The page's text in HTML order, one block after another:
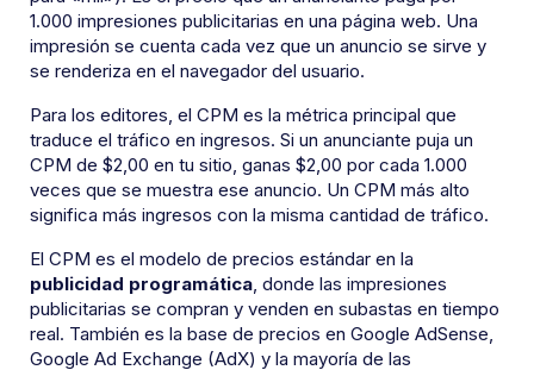
1.000 impresiones publicitarias en una página web. Una
impresión se cuenta cada vez que un anuncio se sirve y
se renderiza en el navegador del usuario.
Para los editores, el CPM es la métrica principal que
traduce el tráfico en ingresos. Si un anunciante puja un
CPM de $2,00 en tu sitio, ganas $2,00 por cada 1.000
veces que se muestra ese anuncio. Un CPM más alto
significa más ingresos con la misma cantidad de tráfico.
El CPM es el modelo de precios estándar en la
publicidad programática , donde las impresiones
publicitarias se compran y venden en subastas en tiempo
real. También es la base de precios en Google AdSense,
Google Ad Exchange (AdX) y la mayoría de las